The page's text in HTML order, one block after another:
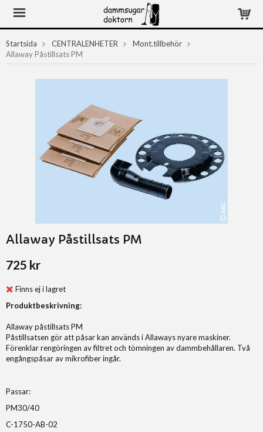
Startsida CENTRALENHETER
Mont.tillbehör
Allaway Påstillsats PM
Allaway Påstillsats PM
725 kr
Finns ej i lagret
Produktbeskrivning:
Allaway påstillsats PM
Påstillsatsen gör att påsar kan används i Allaways nyare maskiner.
Förenklar rengöringen av filtret och tömningen av dammbehållaren. Två
engångspåsar av mikrofiber ingår.
Passar:
PM30/40
C-1750-AB-02